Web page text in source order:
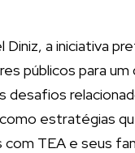
a iniciativa
públicos para
desafios
estratégias
TEA e seus